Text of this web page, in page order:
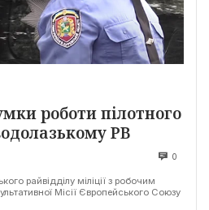
роботи пілотного
РВ
0
райвідділу міліції з робочим
Місії Європейського Союзу